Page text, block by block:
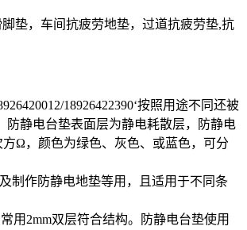
垫，车间抗疲劳地垫，过道抗疲劳垫,抗
18926422390‘按照用途不同还被
静电台垫表面层为静电耗散层，防静电
Ω，颜色为绿色、灰色、或蓝色，可分
制作防静电地垫等用，且适用于不同条
用2mm双层符合结构。防静电台垫使用